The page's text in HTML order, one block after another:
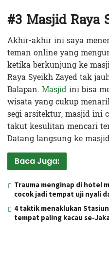
#3 Masjid Raya
Akhir-akhir ini saya
teman online yang
ketika berkunjung ke
Raya Syeikh Zayed tak
Balapan. Masjid ini bisa
wisata yang cukup
segi arsitektur, masjid ini
takut kesulitan mencari
Datang langsung ke
Baca Juga:
Trauma menginap di hotel
cocok jadi tempat uji nyali
4 taktik menaklukan
tempat paling kacau se-